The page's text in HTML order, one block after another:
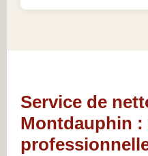
Service de
Montdauphin